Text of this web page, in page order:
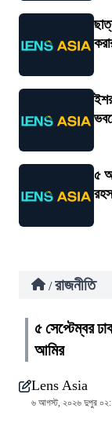
৫
/ রাজনীতি
৫ সেপ্টেম্বর
আমির
Lens Asia
৬ আগস্ট, ২০২৬ দুপুর